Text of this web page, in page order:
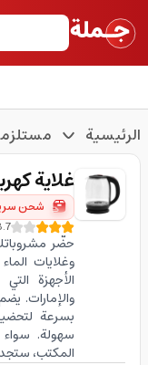
الرئيسية
غلاية
شحن سريع على
حضّر
وغلايات
الأجهزة
والإمارات.
بسرعة
سهولة. سواء
المكتب،